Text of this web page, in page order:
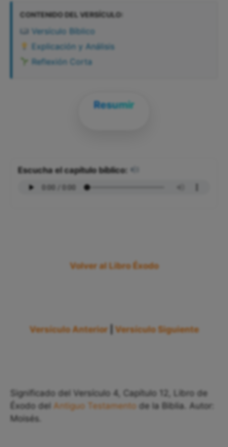
CONTENIDO DEL VERSÍCULO:
Versículo Bíblico
Explicación y Análisis
Reflexión Corta
Resumir
Escucha el capítulo bíblico:
Volver al Libro Éxodo
Versículo Anterior Versículo Siguiente
Significado del Versículo 4, Capítulo 12, Libro de
Éxodo del Antiguo Testamento de la Biblia. Autor:
Moisés.